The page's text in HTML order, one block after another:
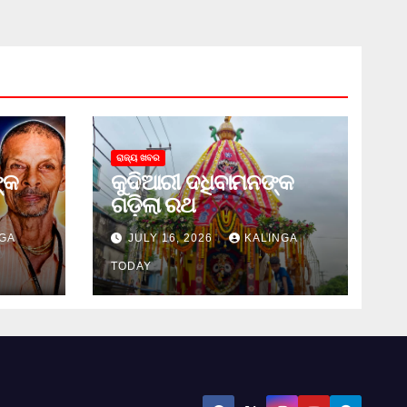
ରାଜ୍ୟ ଖବର
କୁଦିଆରୀ ଦଧିବାମନଙ୍କ
ଗଡ଼ିଲା ରଥ
JULY 16, 2026 KALINGA
TODAY